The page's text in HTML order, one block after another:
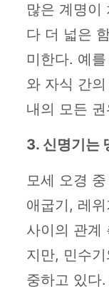
많은 계명이
다 더 넓은
미한다. 예
와 자식 간
내의 모든
3. 신명기는
모세 오경
애굽기, 레
사이의 관계
지만, 민수
중하고 있다